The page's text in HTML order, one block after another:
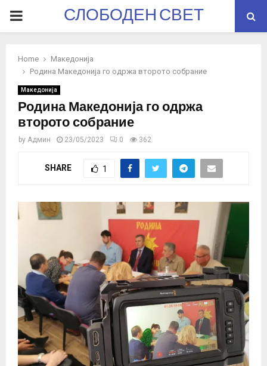
PRIMARYСЛОБОДЕН СВЕТ
Home
Македонија
Родина Македонија го одржа второто собрание
Македонија
Родина Македонија го одржа
второто собрание
by Админ 23/05/2023 0 362
SHARE 1